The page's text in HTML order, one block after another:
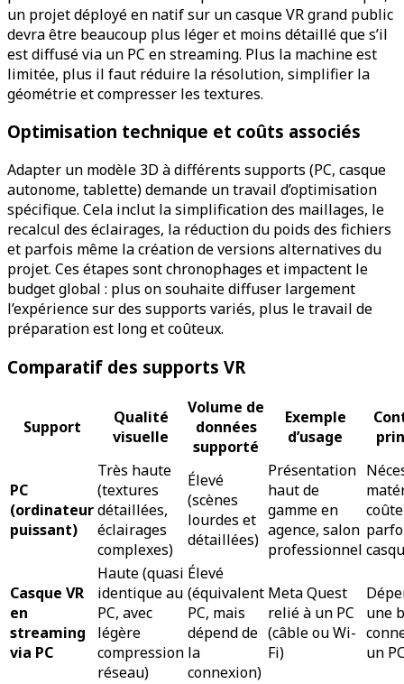
un projet déployé en natif sur un casque VR grand public
devra être beaucoup plus léger et moins détaillé que s’il
est diffusé via un PC en streaming. Plus la machine est
limitée, plus il faut réduire la résolution, simplifier la
géométrie et compresser les textures.
Optimisation technique et coûts associés
Adapter un modèle 3D à différents supports (PC, casque
autonome, tablette) demande un travail d’optimisation
spécifique. Cela inclut la simplification des maillages, le
recalcul des éclairages, la réduction du poids des fichiers
et parfois même la création de versions alternatives du
projet. Ces étapes sont chronophages et impactent le
budget global : plus on souhaite diffuser largement
l’expérience sur des supports variés, plus le travail de
préparation est long et coûteux.
Comparatif des supports VR
Support
Qualité
visuelle
Volume de
données
supporté
Exemple
d’usage
PC
(ordinateur
puissant)
Très haute
(textures
détaillées,
éclairages
complexes)
Élevé
(scènes
lourdes et
détaillées)
Présentation
haut de
gamme en
agence, salon
professionnel
Casque VR
en
streaming
via PC
Haute (quasi
identique au
PC, avec
légère
compression
réseau)
Élevé
(équivalent
PC, mais
dépend de
la
connexion)
Meta Quest
relié à un PC
(câble ou Wi-
Fi)
une
un